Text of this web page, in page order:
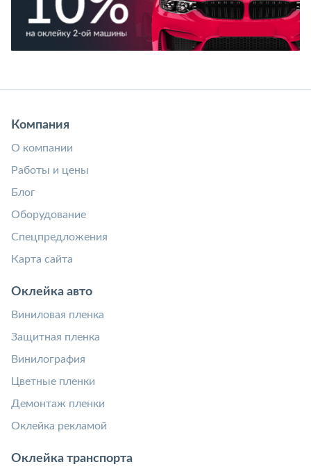
Компания
О компании
Работы и цены
Блог
Оборудование
Спецпредложения
Карта сайта
Оклейка авто
Виниловая пленка
Защитная пленка
Винилография
Цветные пленки
Демонтаж пленки
Оклейка рекламой
Оклейка транспорта